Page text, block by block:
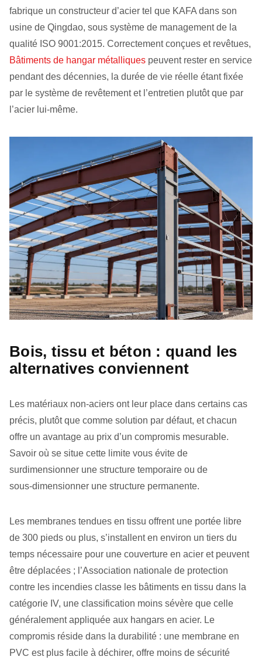
fabrique un constructeur d’acier tel que KAFA dans son
usine de Qingdao, sous système de management de la
qualité ISO 9001:2015. Correctement conçues et revêtues,
Bâtiments de hangar métalliques peuvent rester en service
pendant des décennies, la durée de vie réelle étant fixée
par le système de revêtement et l’entretien plutôt que par
l’acier lui‑même.
Bois, tissu et béton : quand les
alternatives conviennent
Les matériaux non‑aciers ont leur place dans certains cas
précis, plutôt que comme solution par défaut, et chacun
offre un avantage au prix d’un compromis mesurable.
Savoir où se situe cette limite vous évite de
surdimensionner une structure temporaire ou de
sous‑dimensionner une structure permanente.
Les membranes tendues en tissu offrent une portée libre
de 300 pieds ou plus, s’installent en environ un tiers du
temps nécessaire pour une couverture en acier et peuvent
être déplacées ; l’Association nationale de protection
contre les incendies classe les bâtiments en tissu dans la
catégorie IV, une classification moins sévère que celle
généralement appliquée aux hangars en acier. Le
compromis réside dans la durabilité : une membrane en
PVC est plus facile à déchirer, offre moins de sécurité